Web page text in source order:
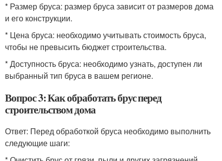
* Размер бруса: размер бруса зависит от размеров дома
и его конструкции.
* Цена бруса: необходимо учитывать стоимость бруса,
чтобы не превысить бюджет строительства.
* Доступность бруса: необходимо узнать, доступен ли
выбранный тип бруса в вашем регионе.
Вопрос 3: Как обработать брус перед
строительством дома
Ответ: Перед обработкой бруса необходимо выполнить
следующие шаги: